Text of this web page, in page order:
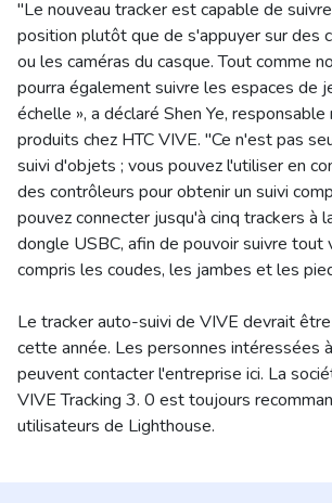
"Le nouveau tracker est capable de
position plutôt que de s'appuyer sur des
ou les caméras du casque. Tout comme
pourra également suivre les espaces de
échelle », a déclaré Shen Ye,
produits chez HTC VIVE. "Ce n'est pas
suivi d'objets ; vous pouvez l'utiliser en
des contrôleurs pour obtenir un suivi
pouvez connecter jusqu'à cinq trackers à
dongle USBC, afin de pouvoir suivre tout
compris les coudes, les jambes et les
Le tracker auto-suivi de VIVE devrait
cette année. Les personnes intéressées
peuvent contacter l'entreprise ici. La
VIVE Tracking 3. 0 est toujours
utilisateurs de Lighthouse.